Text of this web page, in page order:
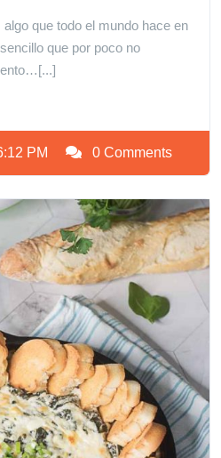
que todo el mundo hace en
que por poco no
PM 0 Comments